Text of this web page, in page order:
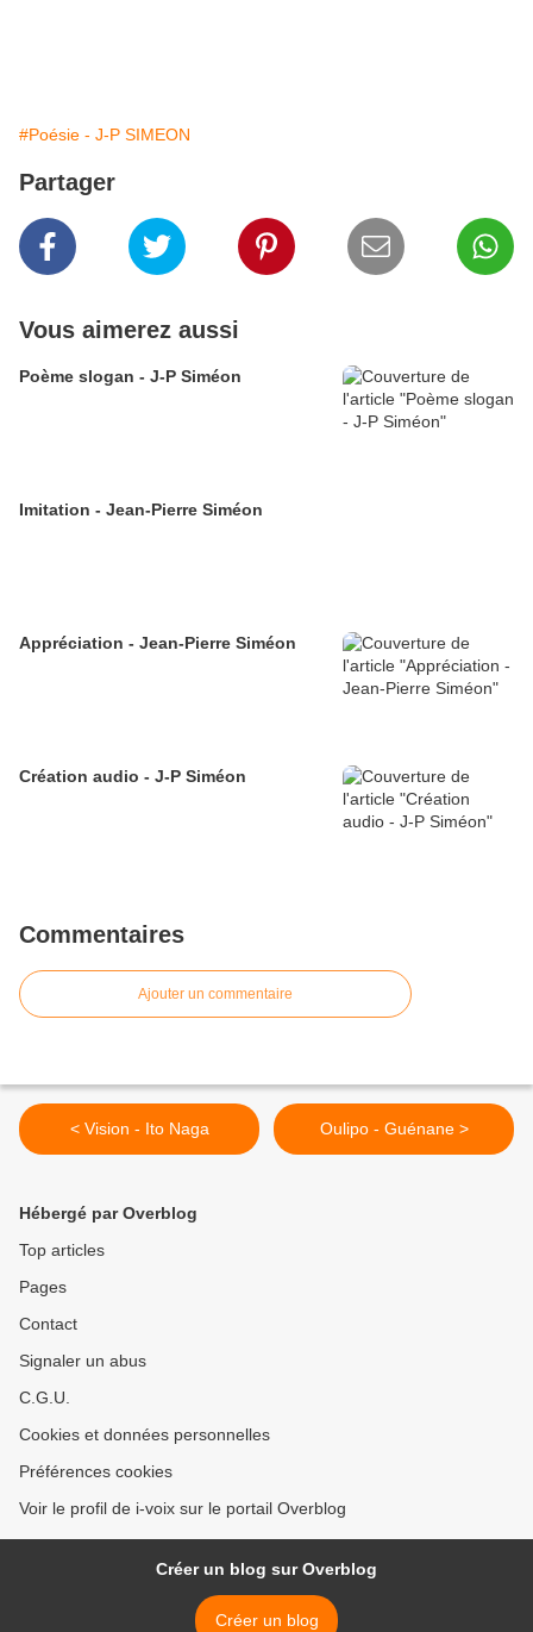
#Poésie - J-P SIMEON
Partager
Vous aimerez aussi
Poème slogan - J-P Siméon
Imitation - Jean-Pierre Siméon
Appréciation - Jean-Pierre Siméon
Création audio - J-P Siméon
Commentaires
Ajouter un commentaire
< Vision - Ito Naga Oulipo - Guénane >
Hébergé par Overblog
Top articles
Pages
Contact
Signaler un abus
C.G.U.
Cookies et données personnelles
Préférences cookies
Voir le profil de i-voix sur le portail Overblog
Créer un blog sur Overblog
Créer un blog